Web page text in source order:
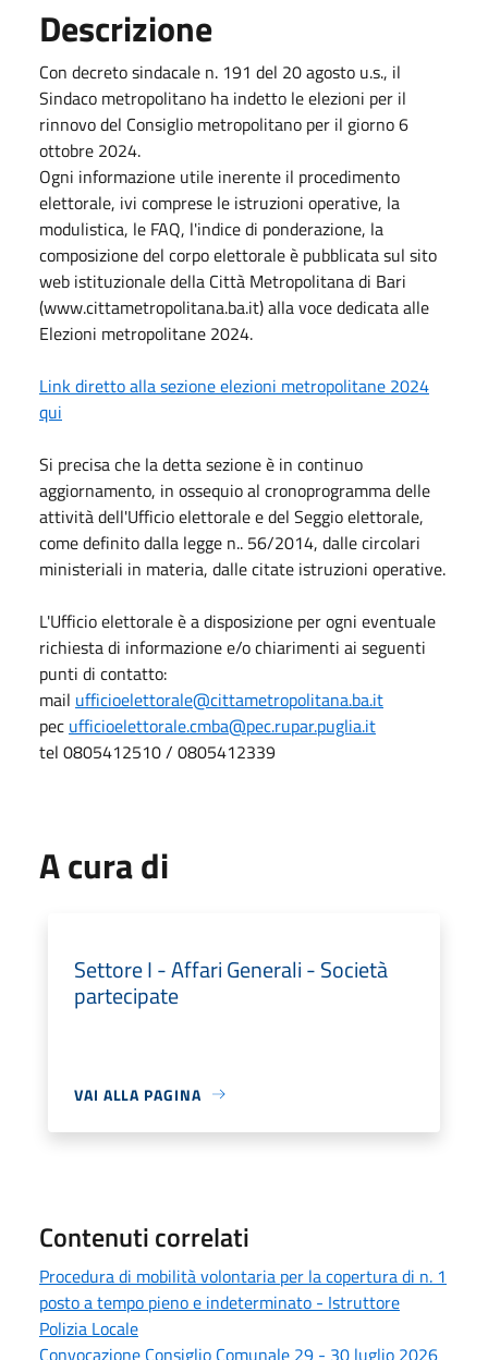
Descrizione
Con decreto sindacale n. 191 del 20 agosto u.s., il
Sindaco metropolitano ha indetto le elezioni per il
rinnovo del Consiglio metropolitano per il giorno 6
ottobre 2024.
Ogni informazione utile inerente il procedimento
elettorale, ivi comprese le istruzioni operative, la
modulistica, le FAQ, l'indice di ponderazione, la
composizione del corpo elettorale è pubblicata sul sito
web istituzionale della Città Metropolitana di Bari
(www.cittametropolitana.ba.it) alla voce dedicata alle
Elezioni metropolitane 2024.
Link diretto alla sezione elezioni metropolitane 2024
qui
Si precisa che la detta sezione è in continuo
aggiornamento, in ossequio al cronoprogramma delle
attività dell'Ufficio elettorale e del Seggio elettorale,
come definito dalla legge n.. 56/2014, dalle circolari
ministeriali in materia, dalle citate istruzioni operative.
L'Ufficio elettorale è a disposizione per ogni eventuale
richiesta di informazione e/o chiarimenti ai seguenti
punti di contatto:
mail ufficioelettorale@cittametropolitana.ba.it
pec ufficioelettorale.cmba@pec.rupar.puglia.it
tel 0805412510 / 0805412339
A cura di
Settore I - Affari Generali - Società
partecipate
VAI ALLA PAGINA
Contenuti correlati
Procedura di mobilità volontaria per la copertura di n. 1
posto a tempo pieno e indeterminato - Istruttore
Polizia Locale
Convocazione Consiglio Comunale 29 - 30 luglio 2026